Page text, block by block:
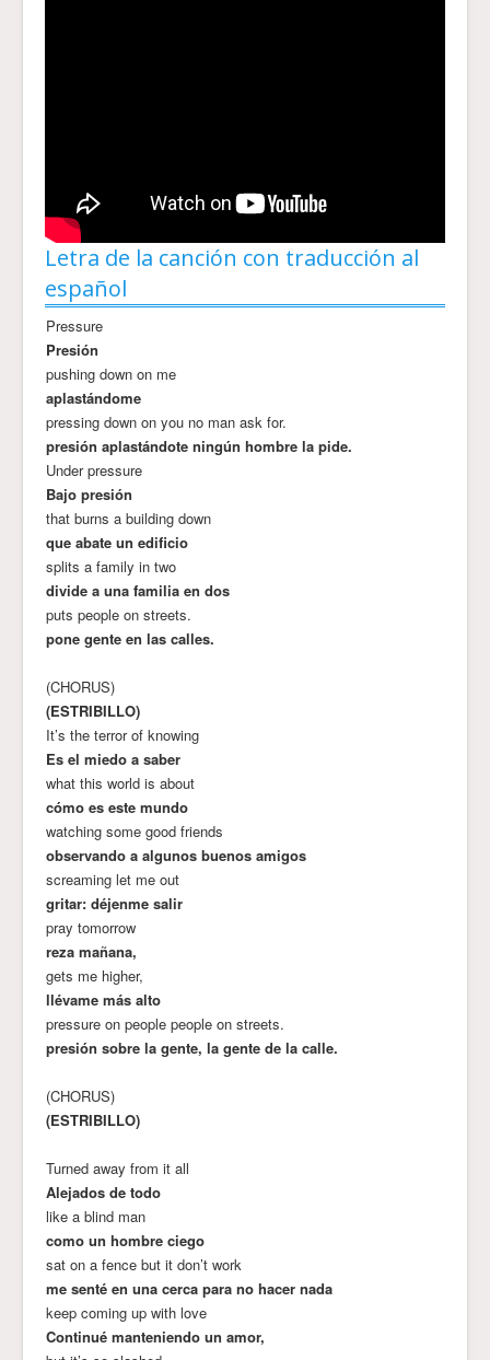
Letra de la canción con traducción al
español
Pressure
Presión
pushing down on me
aplastándome
pressing down on you no man ask for.
presión aplastándote ningún hombre la pide.
Under pressure
Bajo presión
that burns a building down
que abate un edificio
splits a family in two
divide a una familia en dos
puts people on streets.
pone gente en las calles.
(CHORUS)
(ESTRIBILLO)
It’s the terror of knowing
Es el miedo a saber
what this world is about
cómo es este mundo
watching some good friends
observando a algunos buenos amigos
screaming let me out
gritar: déjenme salir
pray tomorrow
reza mañana,
gets me higher,
llévame más alto
pressure on people people on streets.
presión sobre la gente, la gente de la calle.
(CHORUS)
(ESTRIBILLO)
Turned away from it all
Alejados de todo
like a blind man
como un hombre ciego
sat on a fence but it don’t work
me senté en una cerca para no hacer nada
keep coming up with love
Continué manteniendo un amor,